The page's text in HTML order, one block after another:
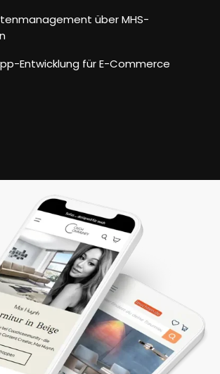
über MHS-
Entwicklung für E-Commerce